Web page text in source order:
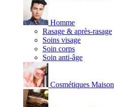
Homme
Rasage & après-rasage
Soins visage
Soin corps
Soin anti-âge
Cosmétiques Maison